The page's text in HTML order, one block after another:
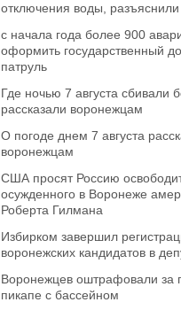
отключения воды, разъяснили
с начала года более 900
оформить государственный
патруль
Где ночью 7 августа сбивали
рассказали воронежцам
О погоде днем 7 августа
воронежцам
США просят Россию
осужденного в Воронеже
Роберта Гилмана
Избирком завершил
воронежских кандидатов в
Воронежцев оштрафовали за
пикапе с бассейном